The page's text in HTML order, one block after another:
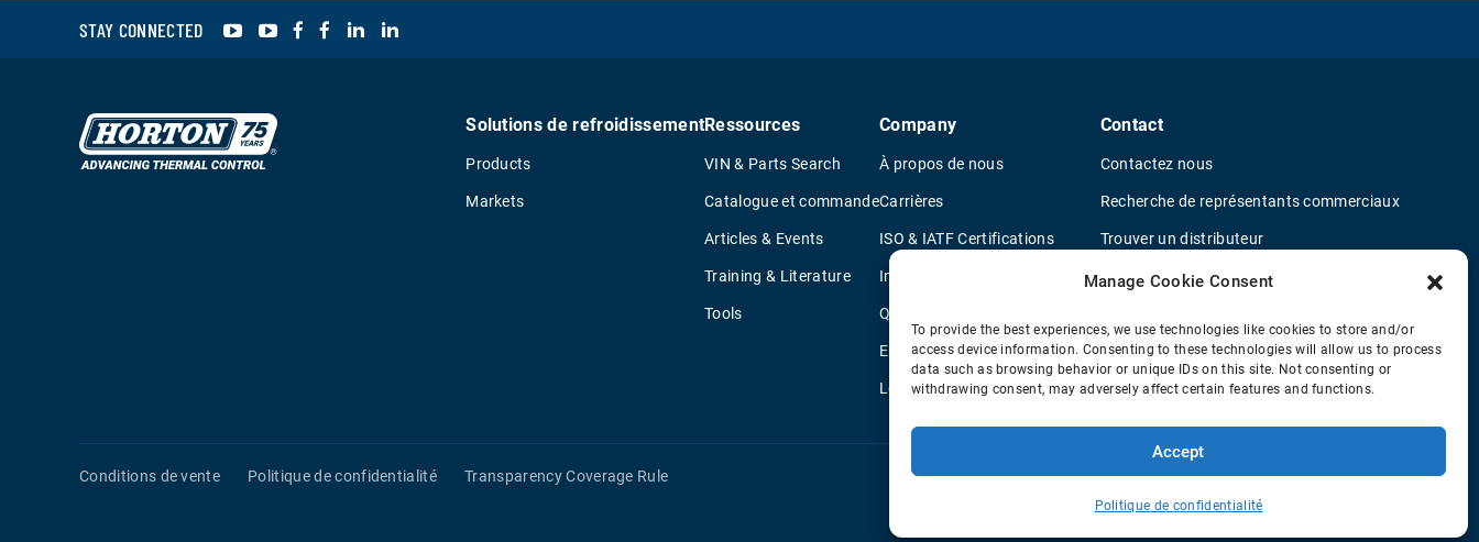
Manage Cookie Consent
To provide the best experiences, we use technologies like cookies to store and/or
access device information. Consenting to these technologies will allow us to process
data such as browsing behavior or unique IDs on this site. Not consenting or
withdrawing consent, may adversely affect certain features and functions.
Accept
Politique de confidentialité
STAY CONNECTED YouTubeYouTube
Facebook
Facebook
LinkedIn
Solutions de refroidissement
Products
Markets
Ressources
VIN & Parts Search
Catalogue et commande
Articles & Events
Training & Literature
Tools
Company
À propos de nous
Carrières
ISO & IATF Certifications
Informations sur le fournisseur
Quality Policy
Environmental Policy
Legal Notice
Contact
Contactez nous
Recherche de représentants commerciaux
Trouver un distributeur
Concessionnaires de camions OEM
Conditions de vente Politique de confidentialité Transparency Coverage Rule © 2026 Horton Holding Inc.All Rights Reserved
Web Design